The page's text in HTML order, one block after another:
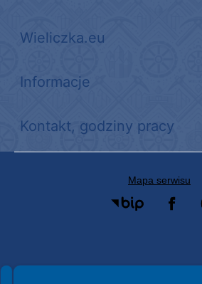
Wieliczka.eu
Informacje
Kontakt, godziny pracy
Mapa serwisu
Spełniamy standardy WCAG 2.2
Spełniamy standardy W3C